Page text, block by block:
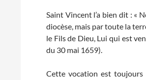
Saint Vincent l’a bien dit : «
diocèse, mais par toute la
le Fils de Dieu, Lui qui est
du 30 mai 1659).
Cette vocation est toujours